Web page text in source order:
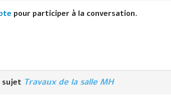
pour participer à la conversation.
Travaux de la salle MH